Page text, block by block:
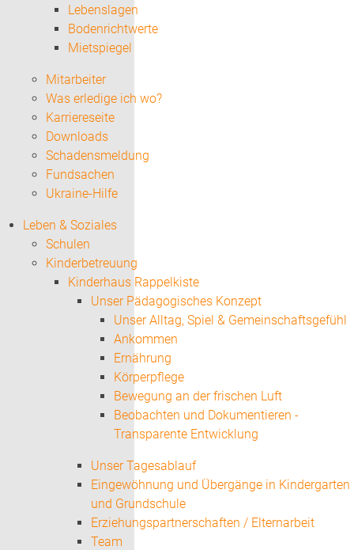
Lebenslagen
Bodenrichtwerte
Mietspiegel
Mitarbeiter
Was erledige ich wo?
Karriereseite
Downloads
Schadensmeldung
Fundsachen
Ukraine-Hilfe
Leben & Soziales
Schulen
Kinderbetreuung
Kinderhaus Rappelkiste
Unser Pädagogisches Konzept
Unser Alltag, Spiel & Gemeinschaftsgefühl
Ankommen
Ernährung
Körperpflege
Bewegung an der frischen Luft
Beobachten und Dokumentieren -
Transparente Entwicklung
Unser Tagesablauf
Eingewöhnung und Übergänge in Kindergarten
und Grundschule
Erziehungspartnerschaften / Elternarbeit
Team